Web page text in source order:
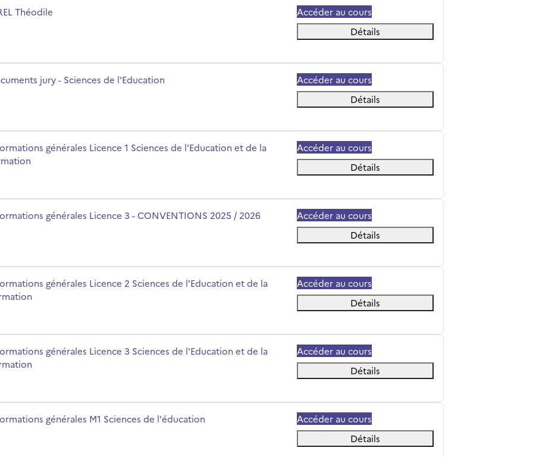
du cours
Théodile
Accéder au cours
Détails
du coursjury - Sciences de l'Education
Accéder au cours
Détails
de l'Education et de la formation
du coursgénérales Licence 1 Sciences de l'Education et de la
Accéder au cours
Détails
2025 / 2026
du coursgénérales Licence 3 - CONVENTIONS 2025 / 2026
Accéder au cours
Détails
de l'Education et de la Formation
du coursgénérales Licence 2 Sciences de l'Education et de la
Accéder au cours
Détails
de l'Education et de la Formation
du coursgénérales Licence 3 Sciences de l'Education et de la
Accéder au cours
Détails
l'éducation
du coursgénérales M1 Sciences de l'éducation
Accéder au cours
Détails